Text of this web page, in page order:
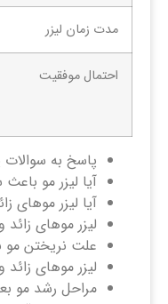
مدت زمان لیزر
احتمال موفقیت
پاسخ به سوالات
آیا لیزر مو
آیا لیزر موهای
لیزر موهای
علت نریختن مو
لیزر موهای
مراحل رشد مو